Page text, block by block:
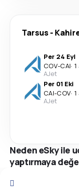
Tarsus-
Per 24 Eyl
COV-CAI·
AJet
Per 01 Eki
CAI-COV·
AJet
Neden eSky ile
yaptırmaya